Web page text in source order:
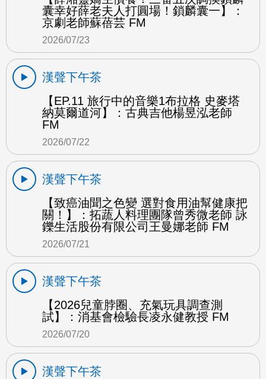
囊幸好薛老夫人打圓場！鎖麟囊一】：
京劇老師蘇蓓芸 FM
2026/07/23
漢聲下午茶
【EP.11 旅行中的音樂1布拉格 史麥塔
納莫爾道河】：古典吉他楊昱泓老師
FM
2026/07/22
漢聲下午茶
【致癌油聞之色變 選對食用油幫健康把
關！】：拓蔬人料理團隊曾秀微老師 詠
鑠生活股份有限公司王曼娜老師 FM
2026/07/21
漢聲下午茶
【2026兒童脖圈、充氣玩具調查測
試】：消基會檢驗長凌永健教授 FM
2026/07/20
漢聲下午茶